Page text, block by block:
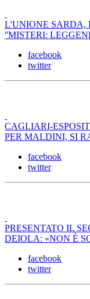
L'UNIONE SARDA,
''MISTERI:
facebook
twitter
CAGLIARI-
PER MALDINI, SI
facebook
twitter
PRESENTATO IL
DEIOLA: «NON È
facebook
twitter